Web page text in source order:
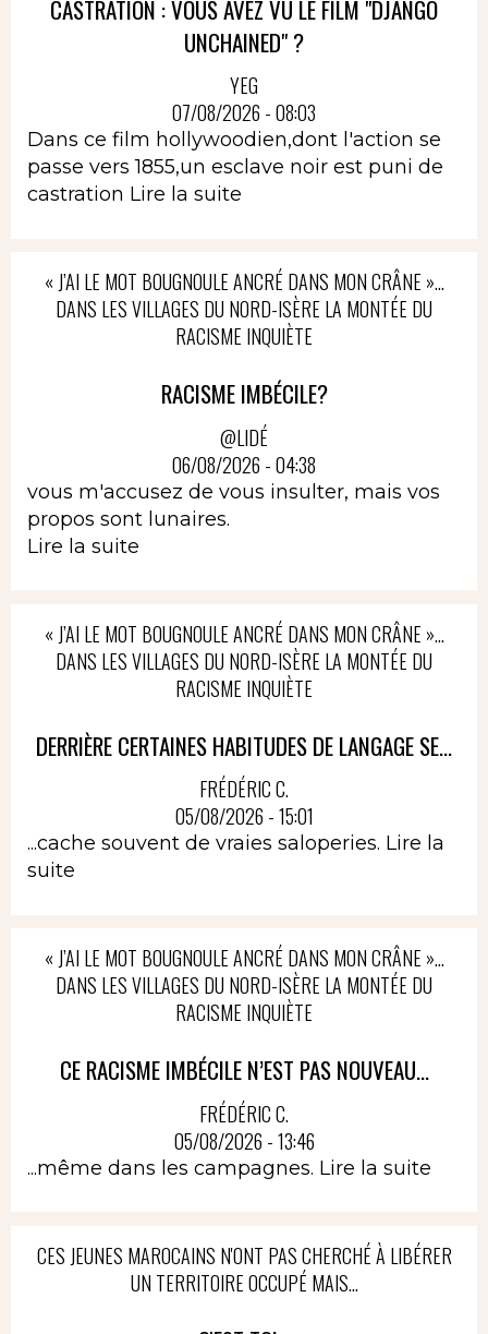
CASTRATION : VOUS AVEZ VU LE FILM "DJANGO
UNCHAINED" ?
YEG
07/08/2026 - 08:03
Dans ce film hollywoodien,dont l'action se
passe vers 1855,un esclave noir est puni de
castration Lire la suite
« J’AI LE MOT BOUGNOULE ANCRÉ DANS MON CRÂNE »…
DANS LES VILLAGES DU NORD-ISÈRE LA MONTÉE DU
RACISME INQUIÈTE
RACISME IMBÉCILE?
@LIDÉ
06/08/2026 - 04:38
vous m'accusez de vous insulter, mais vos
propos sont lunaires.
Lire la suite
« J’AI LE MOT BOUGNOULE ANCRÉ DANS MON CRÂNE »…
DANS LES VILLAGES DU NORD-ISÈRE LA MONTÉE DU
RACISME INQUIÈTE
DERRIÈRE CERTAINES HABITUDES DE LANGAGE SE...
FRÉDÉRIC C.
05/08/2026 - 15:01
...cache souvent de vraies saloperies. Lire la
suite
« J’AI LE MOT BOUGNOULE ANCRÉ DANS MON CRÂNE »…
DANS LES VILLAGES DU NORD-ISÈRE LA MONTÉE DU
RACISME INQUIÈTE
CE RACISME IMBÉCILE N’EST PAS NOUVEAU...
FRÉDÉRIC C.
05/08/2026 - 13:46
...même dans les campagnes. Lire la suite
CES JEUNES MAROCAINS N'ONT PAS CHERCHÉ À LIBÉRER
UN TERRITOIRE OCCUPÉ MAIS...